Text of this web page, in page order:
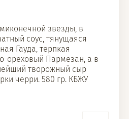
звезды, в
соус, тянущаяся
Гауда, терпкая
ореховый Пармезан, а в
творожный сыр
черри. 580 гр. КБЖУ